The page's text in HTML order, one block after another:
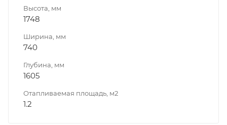
Высота, мм
1748
Ширина, мм
740
Глубина, мм
1605
Отапливаемая площадь, м2
1.2